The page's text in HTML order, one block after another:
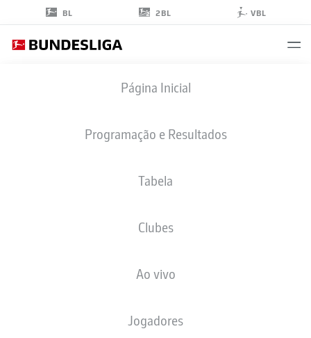
BL 2BL VBL
Página Inicial
Programação e Resultados
Tabela
Clubes
Ao vivo
Jogadores